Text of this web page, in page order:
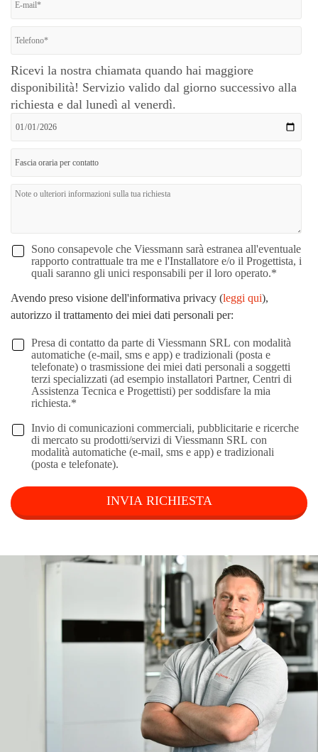
Ricevi la nostra chiamata quando hai maggiore
disponibilità! Servizio valido dal giorno successivo alla
richiesta e dal lunedì al venerdì.
Sono consapevole che Viessmann sarà estranea all'eventuale
rapporto contrattuale tra me e l'Installatore e/o il Progettista, i
quali saranno gli unici responsabili per il loro operato.*
Avendo preso visione dell'informativa privacy (leggi qui),
autorizzo il trattamento dei miei dati personali per:
Presa di contatto da parte di Viessmann SRL con modalità
automatiche (e-mail, sms e app) e tradizionali (posta e
telefonate) o trasmissione dei miei dati personali a soggetti
terzi specializzati (ad esempio installatori Partner, Centri di
Assistenza Tecnica e Progettisti) per soddisfare la mia
richiesta.*
Invio di comunicazioni commerciali, pubblicitarie e ricerche
di mercato su prodotti/servizi di Viessmann SRL con
modalità automatiche (e-mail, sms e app) e tradizionali
(posta e telefonate).